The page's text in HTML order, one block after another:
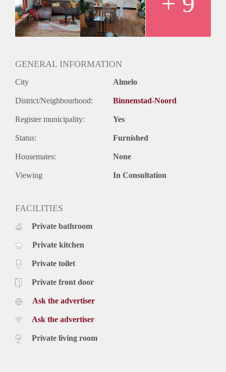
een mail naar almelo@verhuurpro.nl.
Deze advertentie op internet en op Facebook is slechts ter
informatie en dus geheel vrijblijvend. Aan eventuele
onjuistheden kunnen geen rechten worden ontleend.
GENERAL INFORMATION
City Almelo
District/Neighbourhood: Binnenstad-Noord
Register municipality: Yes
Status: Furnished
Housemates: None
Viewing In Consultation
FACILITIES
Private bathroom
Private kitchen
Private toilet
Private front door
Ask the advertiser
Ask the advertiser
Private living room